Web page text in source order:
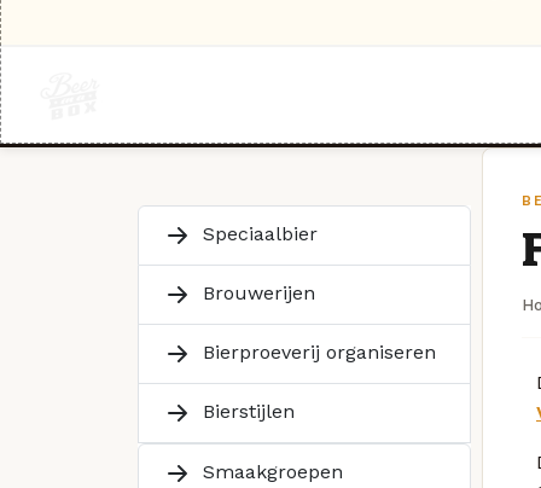
Speciaalbier
Brouwerijen
Bierproeverij organiseren
Bierstijlen
Smaakgroepen